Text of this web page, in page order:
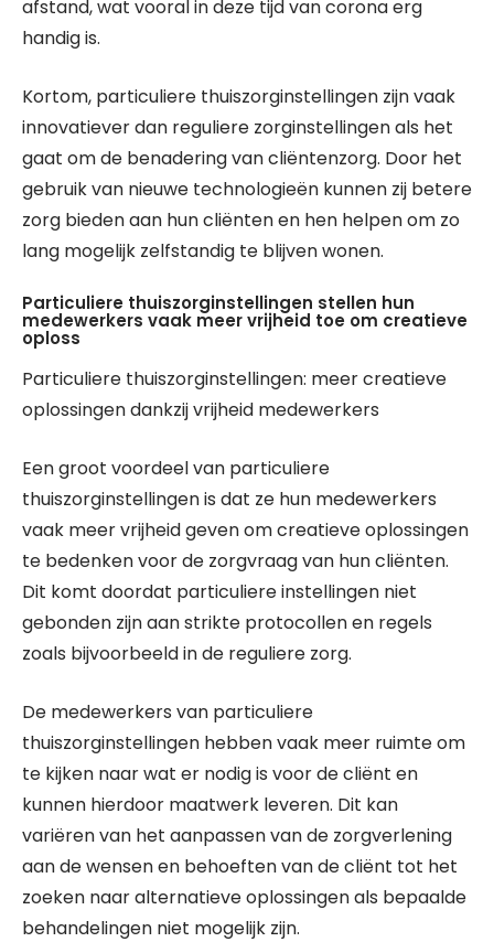
afstand, wat vooral in deze tijd van corona erg
handig is.
Kortom, particuliere thuiszorginstellingen zijn vaak
innovatiever dan reguliere zorginstellingen als het
gaat om de benadering van cliëntenzorg. Door het
gebruik van nieuwe technologieën kunnen zij betere
zorg bieden aan hun cliënten en hen helpen om zo
lang mogelijk zelfstandig te blijven wonen.
Particuliere thuiszorginstellingen stellen hun
medewerkers vaak meer vrijheid toe om creatieve
oploss
Particuliere thuiszorginstellingen: meer creatieve
oplossingen dankzij vrijheid medewerkers
Een groot voordeel van particuliere
thuiszorginstellingen is dat ze hun medewerkers
vaak meer vrijheid geven om creatieve oplossingen
te bedenken voor de zorgvraag van hun cliënten.
Dit komt doordat particuliere instellingen niet
gebonden zijn aan strikte protocollen en regels
zoals bijvoorbeeld in de reguliere zorg.
De medewerkers van particuliere
thuiszorginstellingen hebben vaak meer ruimte om
te kijken naar wat er nodig is voor de cliënt en
kunnen hierdoor maatwerk leveren. Dit kan
variëren van het aanpassen van de zorgverlening
aan de wensen en behoeften van de cliënt tot het
zoeken naar alternatieve oplossingen als bepaalde
behandelingen niet mogelijk zijn.